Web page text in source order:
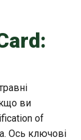
ви
of
Ось ключові